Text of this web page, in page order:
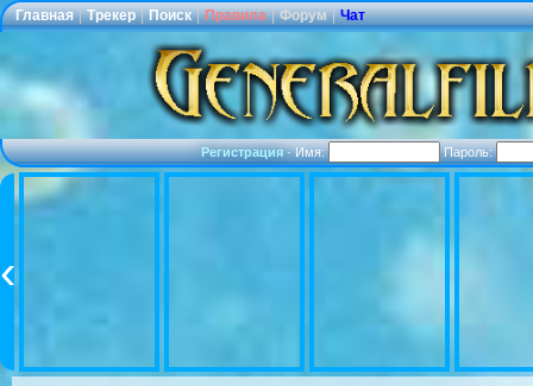
Главная | Трекер | Поиск | Правила | Форум | Чат
Регистрация·Имя: Пароль: